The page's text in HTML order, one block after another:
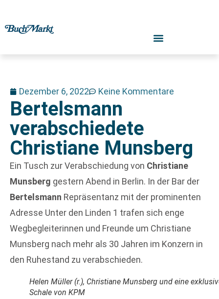
Dezember 6, 2022 Keine Kommentare
Bertelsmann
verabschiedete
Christiane Munsberg
Ein Tusch zur Verabschiedung von Christiane
Munsberg gestern Abend in Berlin. In der Bar der
Bertelsmann Repräsentanz mit der prominenten
Adresse Unter den Linden 1 trafen sich enge
Wegbegleiterinnen und Freunde um Christiane
Munsberg nach mehr als 30 Jahren im Konzern in
den Ruhestand zu verabschieden.
Helen Müller (r.), Christiane Munsberg und eine
Schale von KPM